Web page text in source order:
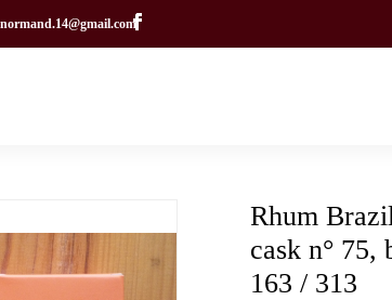
Rhum
cask n° 75,
163 / 313